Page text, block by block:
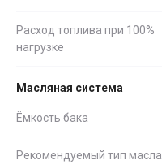
Расход топлива при 100%
нагрузке
Масляная система
Ёмкость бака
Рекомендуемый тип масла